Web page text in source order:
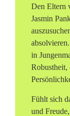
Den Eltern
Jasmin
in
Fühlt sich
und